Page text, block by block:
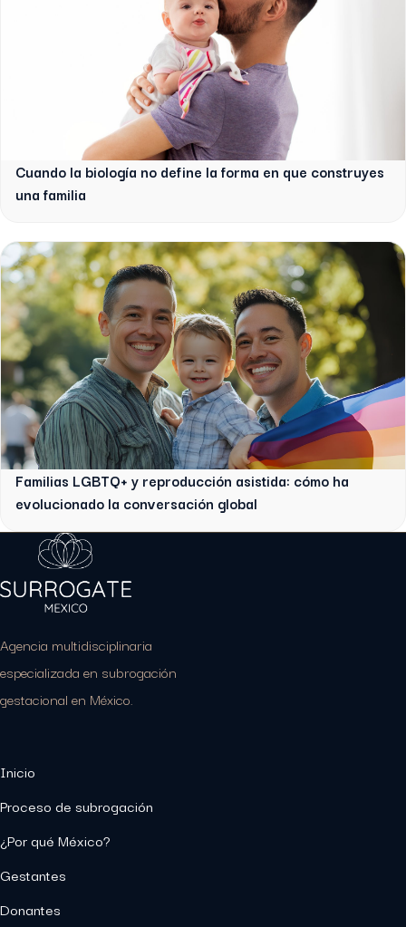
Cuando la biología no define la forma en que construyes
una familia
Familias LGBTQ+ y reproducción asistida: cómo ha
evolucionado la conversación global
Agencia multidisciplinaria
especializada en subrogación
gestacional en México.
Inicio
Proceso de subrogación
¿Por qué México?
Gestantes
Donantes